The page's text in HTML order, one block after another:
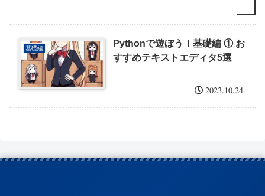
基礎編
Pythonで遊ぼう！基礎編 ① お
すすめテキストエディタ5選
2023.10.24